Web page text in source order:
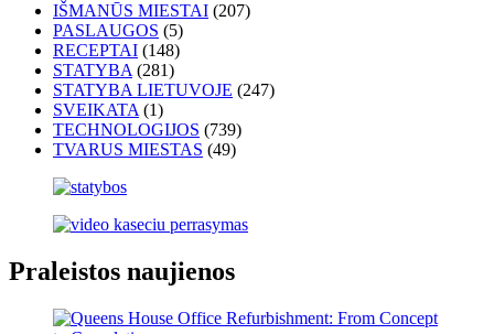
IŠMANŪS MIESTAI (207)
PASLAUGOS (5)
RECEPTAI (148)
STATYBA (281)
STATYBA LIETUVOJE (247)
SVEIKATA (1)
TECHNOLOGIJOS (739)
TVARUS MIESTAS (49)
Praleistos naujienos